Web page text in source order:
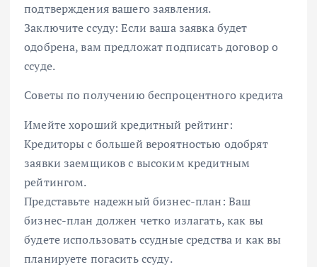
подтверждения вашего заявления.
Заключите ссуду: Если ваша заявка будет
одобрена, вам предложат подписать договор о
ссуде.
Советы по получению беспроцентного кредита
Имейте хороший кредитный рейтинг:
Кредиторы с большей вероятностью одобрят
заявки заемщиков с высоким кредитным
рейтингом.
Представьте надежный бизнес-план: Ваш
бизнес-план должен четко излагать, как вы
будете использовать ссудные средства и как вы
планируете погасить ссуду.